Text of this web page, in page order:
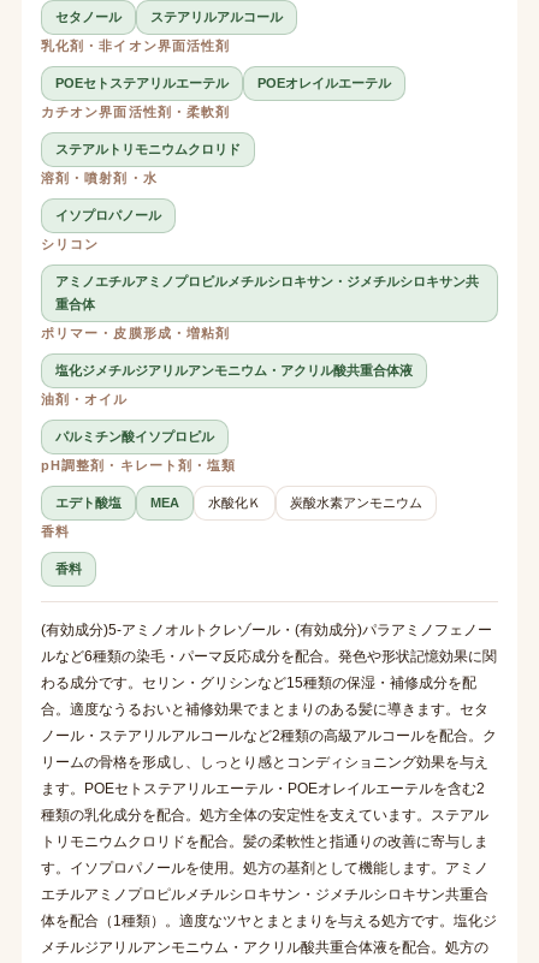
セタノール
ステアリルアルコール
乳化剤・非イオン界面活性剤
POEセトステアリルエーテル
POEオレイルエーテル
カチオン界面活性剤・柔軟剤
ステアルトリモニウムクロリド
溶剤・噴射剤・水
イソプロパノール
シリコン
アミノエチルアミノプロピルメチルシロキサン・ジメチルシロキサン共
重合体
ポリマー・皮膜形成・増粘剤
塩化ジメチルジアリルアンモニウム・アクリル酸共重合体液
油剤・オイル
パルミチン酸イソプロピル
pH調整剤・キレート剤・塩類
エデト酸塩 MEA 水酸化Ｋ
炭酸水素アンモニウム
香料
香料
(有効成分)5-アミノオルトクレゾール・(有効成分)パラアミノフェノー
ルなど6種類の染毛・パーマ反応成分を配合。発色や形状記憶効果に関
わる成分です。セリン・グリシンなど15種類の保湿・補修成分を配
合。適度なうるおいと補修効果でまとまりのある髪に導きます。セタ
ノール・ステアリルアルコールなど2種類の高級アルコールを配合。ク
リームの骨格を形成し、しっとり感とコンディショニング効果を与え
ます。POEセトステアリルエーテル・POEオレイルエーテルを含む2
種類の乳化成分を配合。処方全体の安定性を支えています。ステアル
トリモニウムクロリドを配合。髪の柔軟性と指通りの改善に寄与しま
す。イソプロパノールを使用。処方の基剤として機能します。アミノ
エチルアミノプロピルメチルシロキサン・ジメチルシロキサン共重合
体を配合（1種類）。適度なツヤとまとまりを与える処方です。塩化ジ
メチルジアリルアンモニウム・アクリル酸共重合体液を配合。処方の